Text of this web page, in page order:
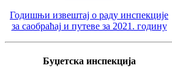
Годишњи извештај о раду инспекције
за саобраћај и путеве за 2021. годину
Буџетска инспекција